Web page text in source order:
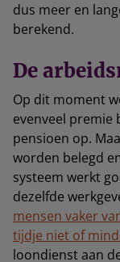
dus meer en
berekend.
De
Op dit moment
evenveel premie
pensioen op.
worden belegd
systeem werkt
dezelfde
mensen vaker
tijdje niet of
loondienst aan